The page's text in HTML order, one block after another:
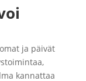
ja päivät
kannattaa